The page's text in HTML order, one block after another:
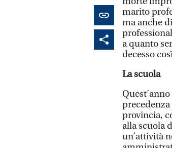
marito
ma anche
a quanto
decesso
La scuola
provincia,
alla scuola
un’attività